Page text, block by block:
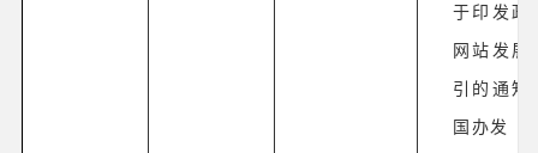
于印发政
网站发展
引的通知
国办发〔